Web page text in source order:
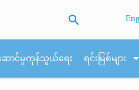
search
ောင်မှုကုန်သွယ်ရေး ရင်းမြစ်များ arrow_drop_down